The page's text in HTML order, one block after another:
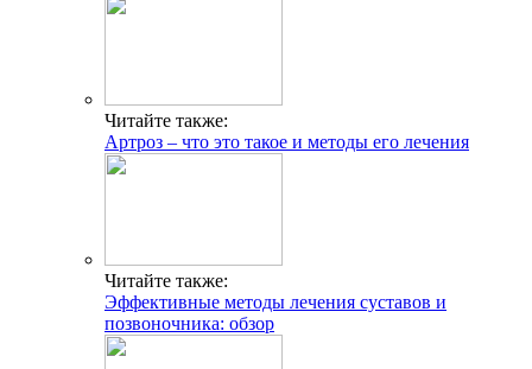
Читайте также:
Артроз – что это такое и методы его лечения
Читайте также:
Эффективные методы лечения суставов и
позвоночника: обзор